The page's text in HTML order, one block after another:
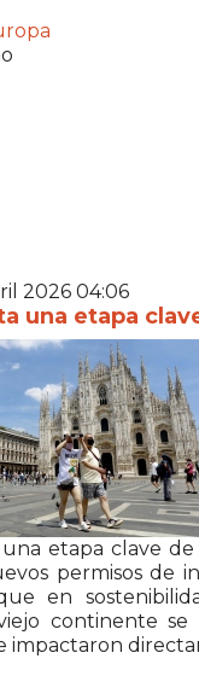
2026 04:06
una etapa
etapa clave
permisos de
en
continente
impactaron